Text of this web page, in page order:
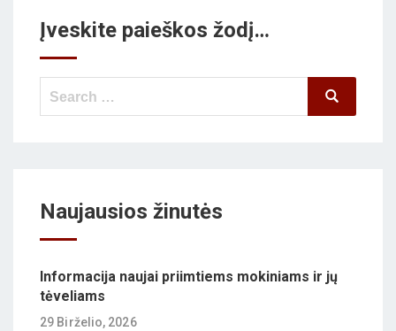
Įveskite paieškos žodį…
Search
Search
Naujausios žinutės
Informacija naujai priimtiems mokiniams ir jų
tėveliams
29 Birželio, 2026